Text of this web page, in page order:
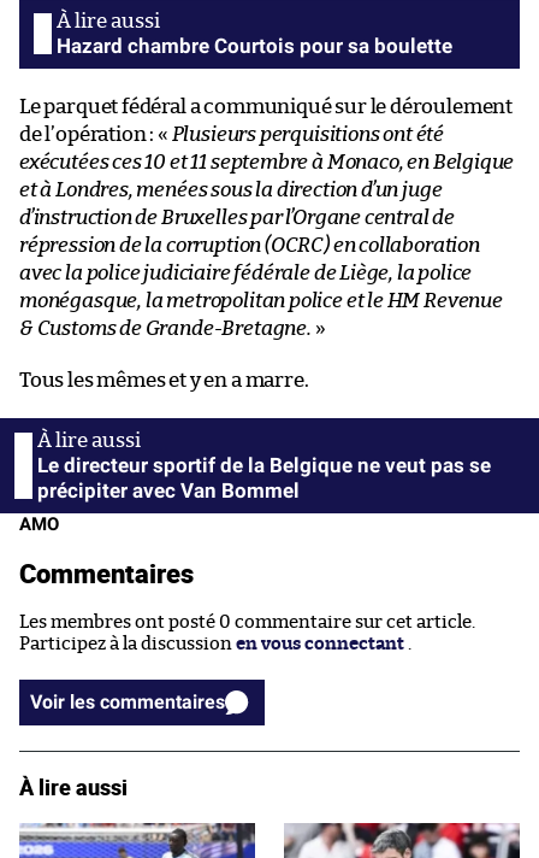
Hazard chambre Courtois pour sa boulette
Le parquet fédéral a communiqué sur le déroulement
de l’opération : « Plusieurs perquisitions ont été
exécutées ces 10 et 11 septembre à Monaco, en Belgique
et à Londres, menées sous la direction d’un juge
d’instruction de Bruxelles par l’Organe central de
répression de la corruption (OCRC) en collaboration
avec la police judiciaire fédérale de Liège, la police
monégasque, la metropolitan police et le HM Revenue
& Customs de Grande-Bretagne. »
Tous les mêmes et y en a marre.
Le directeur sportif de la Belgique ne veut pas se
précipiter avec Van Bommel
AMO
Commentaires
Les membres ont posté 0 commentaire sur cet article.
Participez à la discussion en vous connectant
Voir les commentaires
À lire aussi